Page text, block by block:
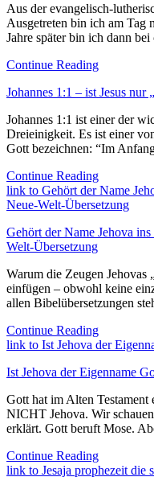
Aus der evangelisch-
Ausgetreten bin ich am Tag
Jahre später bin ich dann
Continue Reading
Johannes 1:1 – ist Jesus nur
Johannes 1:1 ist einer der
Dreieinigkeit. Es ist einer
Gott bezeichnen: “Im
Continue Reading
link to Gehört der Name
Neue-Welt-Übersetzung
Gehört der Name Jehova
Welt-Übersetzung
Warum die Zeugen Jehovas
einfügen – obwohl keine
allen Bibelübersetzungen
Continue Reading
link to Ist Jehova der
Ist Jehova der Eigenname
Gott hat im Alten Testament
NICHT Jehova. Wir
erklärt. Gott beruft Mose.
Continue Reading
link to Jesaja prophezeit die